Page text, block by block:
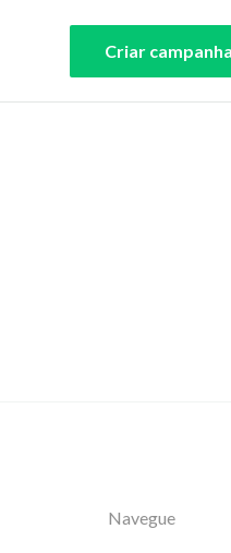
Criar campanha
Navegue